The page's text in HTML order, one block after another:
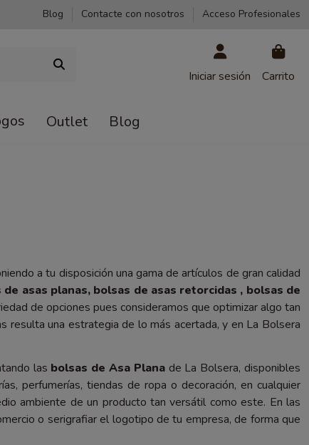
Blog Contacte con nosotros Acceso Profesionales
Iniciar sesión Carrito
Outlet Blog
a tu disposición una gama de artículos de gran calidad
de asas planas, bolsas de asas retorcidas , bolsas de
de opciones pues consideramos que optimizar algo tan
resulta una estrategia de lo más acertada, y en La Bolsera
las bolsas de Asa Planade La Bolsera, disponibles
perfumerías, tiendas de ropa o decoración, en cualquier
ambiente de un producto tan versátil como este. En las
o serigrafiar el logotipo de tu empresa, de forma que